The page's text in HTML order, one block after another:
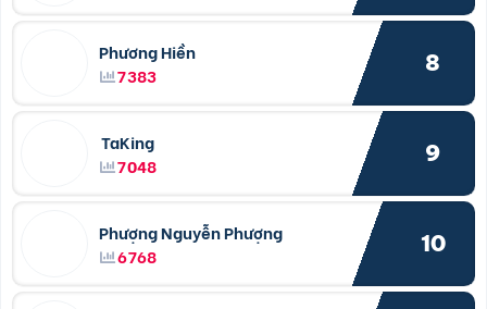
Phương Hiền
7383
8
TaKing
7048
9
Phượng Nguyễn Phượng
6768
10